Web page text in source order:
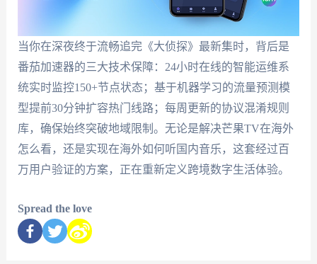
当你在深夜终于流畅追完《大侦探》最新集时，背后是
番茄加速器的三大技术保障：24小时在线的智能运维系
统实时监控150+节点状态；基于机器学习的流量预测模
型提前30分钟扩容热门线路；每周更新的协议混淆规则
库，确保始终突破地域限制。无论是解决芒果TV在海外
怎么看，还是实现在海外如何听国内音乐，这套经过百
万用户验证的方案，正在重新定义跨境数字生活体验。
Spread the love